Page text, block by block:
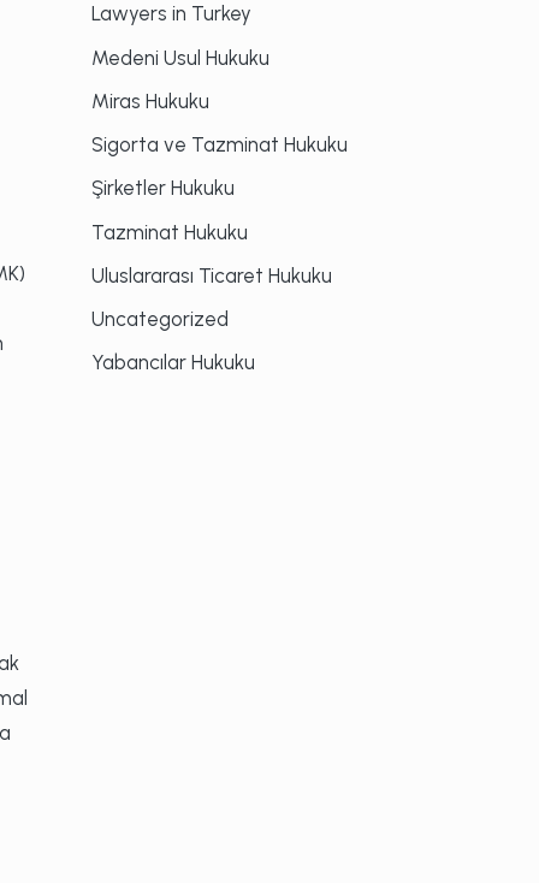
Lawyers in Turkey
Medeni Usul Hukuku
Miras Hukuku
Sigorta ve Tazminat Hukuku
Şirketler Hukuku
Tazminat Hukuku
Uluslararası Ticaret Hukuku
Uncategorized
Yabancılar Hukuku